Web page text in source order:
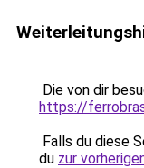
Die von dir
https://
Falls du diese
du zur